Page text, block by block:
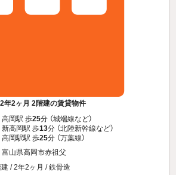
年2ヶ月 2階建の賃貸物件
高岡駅 歩25分 （城端線など）
新高岡駅 歩13分 （北陸新幹線など）
高岡駅駅 歩25分 （万葉線）
富山県高岡市赤祖父
/ 2年2ヶ月 / 鉄骨造